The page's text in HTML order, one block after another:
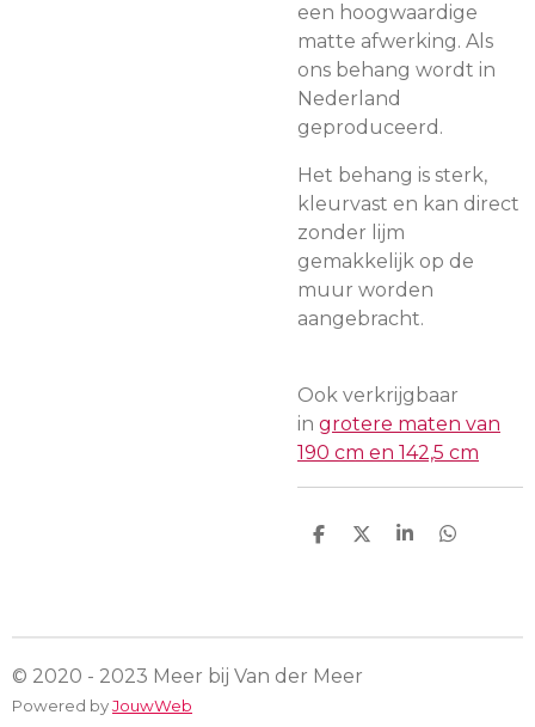
een hoogwaardige
matte afwerking. Als
ons behang wordt in
Nederland
geproduceerd.
Het behang is sterk,
kleurvast en kan direct
zonder lijm
gemakkelijk op de
muur worden
aangebracht.
Ook verkrijgbaar
in grotere maten van
190 cm en 142,5 cm
D
D
S
D
© 2020 - 2023 Meer bij Van der Meer
Powered byJouwWeb